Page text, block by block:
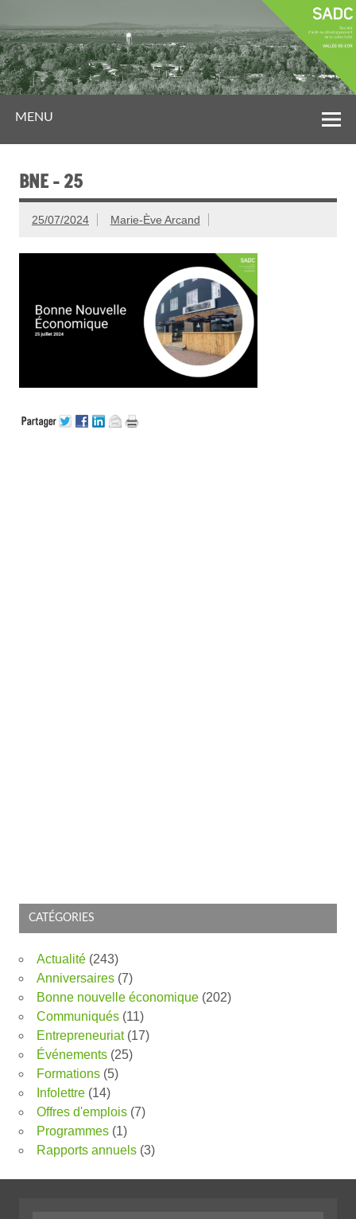
MENU
BNE – 25
25/07/2024 Marie-Ève Arcand
CATÉGORIES
Actualité (243)
Anniversaires (7)
Bonne nouvelle économique (202)
Communiqués (11)
Entrepreneuriat(17)
Événements (25)
Formations (5)
Infolettre (14)
Offres d'emplois (7)
Programmes (1)
Rapports annuels (3)